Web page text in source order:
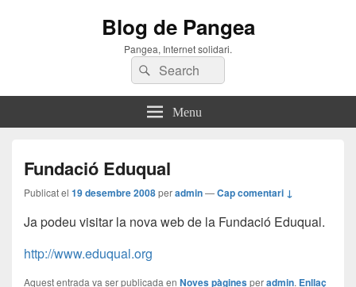
Blog de Pangea
Pangea, Internet solidari.
Search
for:
Search
Menu
Fundació Eduqual
Publicat el 19 desembre 2008peradmin—Cap comentari ↓
Ja podeu visitar la nova web de la Fundació Eduqual.
http://www.eduqual.org
Aquest entrada va ser publicada en Noves pàginesperadmin. Enllaç